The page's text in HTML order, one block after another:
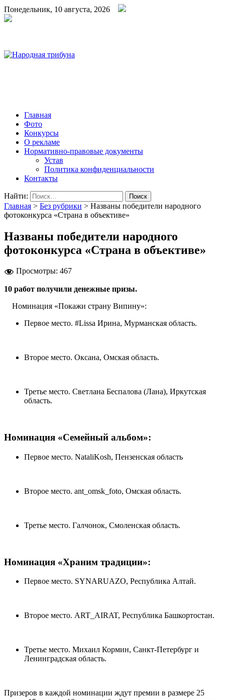
Понедельник, 10 августа, 2026
Главная
Фото
Конкурсы
О рекламе
Нормативно-правовые документы
Устав
Политика конфиденциальности
Контакты
Найти:
Главная > Без рубрики > Названы победители народного
фотоконкурса «Страна в объективе»
Названы победители народного
фотоконкурса «Страна в объективе»
Просмотры: 467
10 работ получили денежные призы.
Номинация «Покажи страну Випину»:
Первое место. #Lissa Ирина, Мурманская область.
Второе место. Оксана, Омская область.
Третье место. Светлана Беспалова (Лана), Иркутская
область.
Номинация «Семейный альбом»:
Первое место. NataliKosh, Пензенская область
Второе место. ant_omsk_foto, Омская область.
Третье место. Галчонок, Смоленская область.
Номинация «Храним традиции»:
Первое место. SYNARUAZO, Республика Алтай.
Второе место. ART_AIRAT, Республика Башкортостан.
Третье место. Михаил Кормин, Санкт-Петербург и
Ленинградская область.
Призеров в каждой номинации ждут премии в размере 25